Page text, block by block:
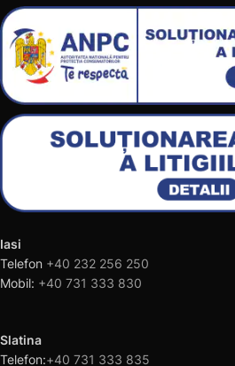
Iasi
Telefon +40 232 256 250
Mobil: +40 731 333 830
Slatina
Telefon:+40 731 333 835